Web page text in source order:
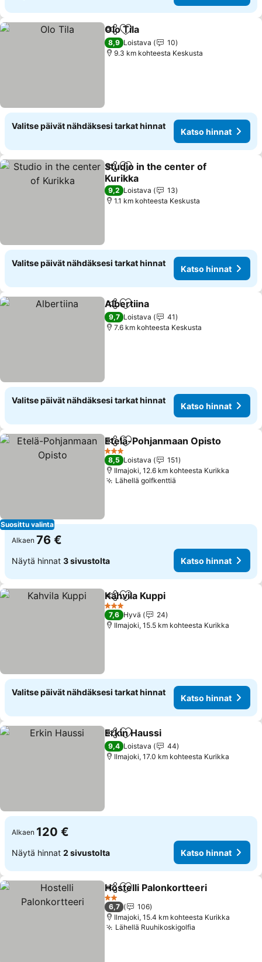
Jaa Lisää suosikkeihin
Olo Tila
8,9 Loistava
10
9.3 km kohteesta Keskusta
Valitse päivät nähdäksesi tarkat hinnat
Katso hinnat
Jaa Lisää suosikkeihin
Studio in the center of
Kurikka
Katso hinnat
9,2 Loistava
13
1.1 km kohteesta Keskusta
Valitse päivät nähdäksesi tarkat hinnat
Katso hinnat
Jaa Lisää suosikkeihin
Albertiina
9,7 Loistava
41
7.6 km kohteesta Keskusta
Valitse päivät nähdäksesi tarkat hinnat
Katso hinnat
Suosittu valinta
Jaa Lisää suosikkeihin
Etelä-Pohjanmaan Opisto
3 Tähtiluokitus
8,5 Loistava
151
Ilmajoki, 12.6 km kohteesta Kurikka
Lähellä golfkenttiä
Alkaen 76 €
Näytä hinnat 3 sivustolta Katso hinnat
Jaa Lisää suosikkeihin
Kahvila Kuppi
3 Tähtiluokitus
7,6 Hyvä
24
Ilmajoki, 15.5 km kohteesta Kurikka
Valitse päivät nähdäksesi tarkat hinnat
Katso hinnat
Jaa Lisää suosikkeihin
Erkin Haussi
9,4 Loistava
44
Ilmajoki, 17.0 km kohteesta Kurikka
Alkaen 120 €
Näytä hinnat 2 sivustolta Katso hinnat
Jaa Lisää suosikkeihin
Hostelli Palonkortteeri
2 Tähtiluokitus
6,7
106
Ilmajoki, 15.4 km kohteesta Kurikka
Lähellä Ruuhikoskigolfia